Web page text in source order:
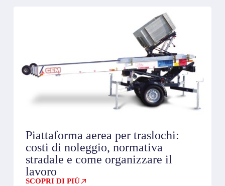
Piattaforma aerea per traslochi:
costi di noleggio, normativa
stradale e come organizzare il
lavoro
SCOPRI DI PIÙ